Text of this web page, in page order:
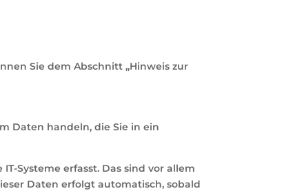
Sie dem Abschnitt „Hinweis zur
Daten handeln, die Sie in ein
Systeme erfasst. Das sind vor allem
Daten erfolgt automatisch, sobald